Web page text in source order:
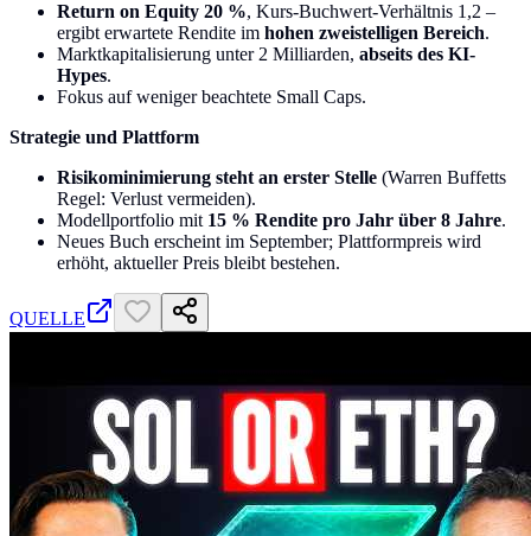
Return on Equity 20 %, Kurs-Buchwert-Verhältnis 1,2 –
ergibt erwartete Rendite im hohen zweistelligen Bereich.
Marktkapitalisierung unter 2 Milliarden, abseits des KI-
Hypes.
Fokus auf weniger beachtete Small Caps.
Strategie und Plattform
Risikominimierung steht an erster Stelle (Warren Buffetts
Regel: Verlust vermeiden).
Modellportfolio mit 15 % Rendite pro Jahr über 8 Jahre.
Neues Buch erscheint im September; Plattformpreis wird
erhöht, aktueller Preis bleibt bestehen.
QUELLE